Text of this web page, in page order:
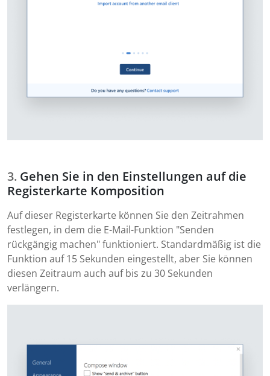
Gehen Sie in den Einstellungen auf die
Registerkarte Komposition
Auf dieser Registerkarte können Sie den Zeitrahmen
festlegen, in dem die E-Mail-Funktion "Senden
rückgängig machen" funktioniert. Standardmäßig ist die
Funktion auf 15 Sekunden eingestellt, aber Sie können
diesen Zeitraum auch auf bis zu 30 Sekunden
verlängern.